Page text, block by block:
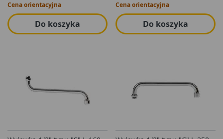
Cena orientacyjna
Do koszyka
Cena orientacyjna
Do koszyka